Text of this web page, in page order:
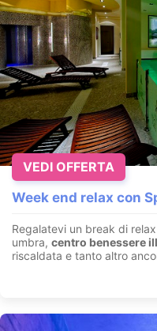
Week end relax con
Regalatevi un break di
umbra, centro benessere
riscaldata e tanto altro
VEDI OFFERTA